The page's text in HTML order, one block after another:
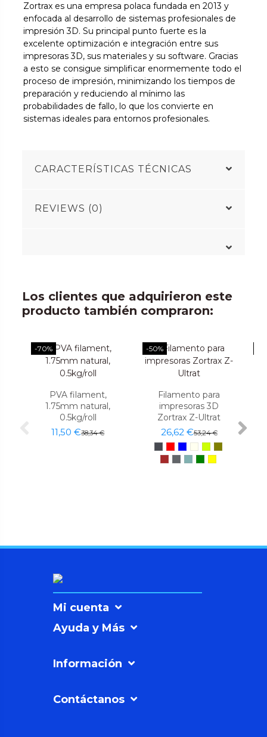
Zortrax es una empresa polaca fundada en 2013 y
enfocada al desarrollo de sistemas profesionales de
impresión 3D. Su principal punto fuerte es la
excelente optimización e integración entre sus
impresoras 3D, sus materiales y su software. Gracias
a esto se consigue simplificar enormemente todo el
proceso de impresión, minimizando los tiempos de
preparación y reduciendo al mínimo las
probabilidades de fallo, lo que los convierte en
sistemas ideales para entornos profesionales.
CARACTERÍSTICAS TÉCNICAS
REVIEWS (0)
Los clientes que adquirieron este
producto también compraron:
-70%
PVA filament,
1.75mm natural,
0.5kg/roll
11,50 €38,34 €
-50%
Filamento para
impresoras 3D
Zortrax Z-Ultrat
26,62 €53,24 €
Mi cuenta
Ayuda y Más
Información
Contáctanos